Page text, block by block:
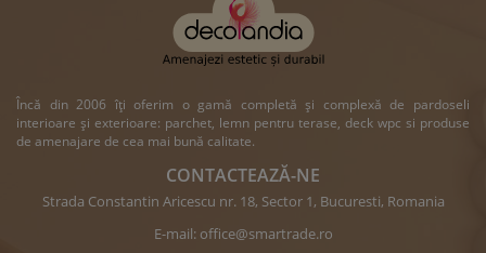
Încă din 2006 îți oferim o gamă completă și complexă de pardoseli
interioare și exterioare: parchet, lemn pentru terase, deck wpc si produse
de amenajare de cea mai bună calitate.
CONTACTEAZĂ-NE
Strada Constantin Aricescu nr. 18, Sector 1, Bucuresti, Romania
E-mail: office@smartrade.ro